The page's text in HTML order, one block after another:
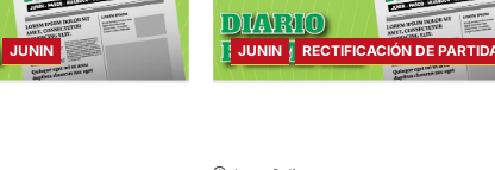
JUNIN JUNIN RECTIFICACIÓN DE